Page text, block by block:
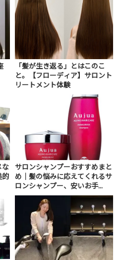
「髪が生き返る」とはこのこ
と。【フローディア】サロント
リートメント体験
な
的
サロンシャンプーおすすめまと
め｜髪の悩みに応えてくれるサ
ロンシャンプー、安いお手...